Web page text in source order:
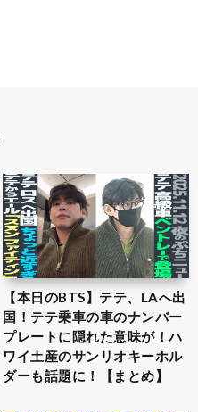
【本日のBTS】テテ、LAへ出
国！テテ乗車の車のナンバー
プレートに隠れた意味が！ハ
ワイ土産のサンリオキーホル
ダーも話題に！【まとめ】